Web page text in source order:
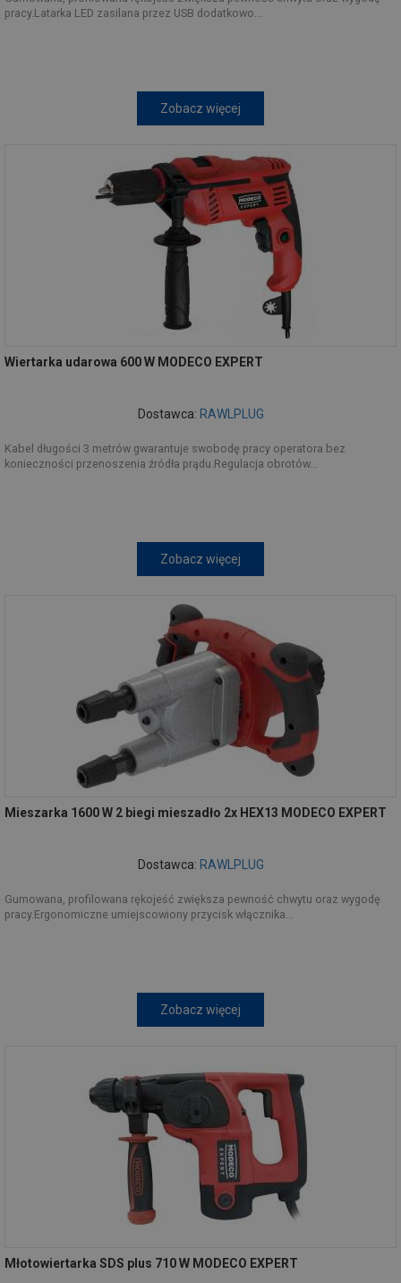
pracy.Latarka LED zasilana przez USB dodatkowo...
Zobacz więcej
Wiertarka udarowa 600 W MODECO EXPERT
Dostawca: RAWLPLUG
Kabel długości 3 metrów gwarantuje swobodę pracy operatora bez
konieczności przenoszenia źródła prądu.Regulacja obrotów...
Zobacz więcej
Mieszarka 1600 W 2 biegi mieszadło 2x HEX13 MODECO EXPERT
Dostawca: RAWLPLUG
Gumowana, profilowana rękojeść zwiększa pewność chwytu oraz wygodę
pracy.Ergonomiczne umiejscowiony przycisk włącznika...
Zobacz więcej
Młotowiertarka SDS plus 710 W MODECO EXPERT